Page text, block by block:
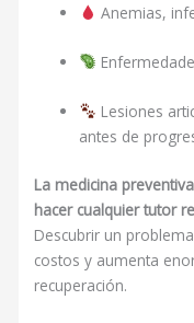
Anemias,
Lesiones
antes de
La medicina
hacer cualquier tutor
Descubrir un
costos y aumenta
recuperación.